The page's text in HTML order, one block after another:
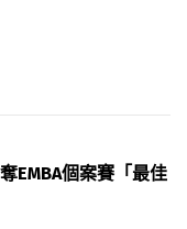
EMBA個案賽「最佳